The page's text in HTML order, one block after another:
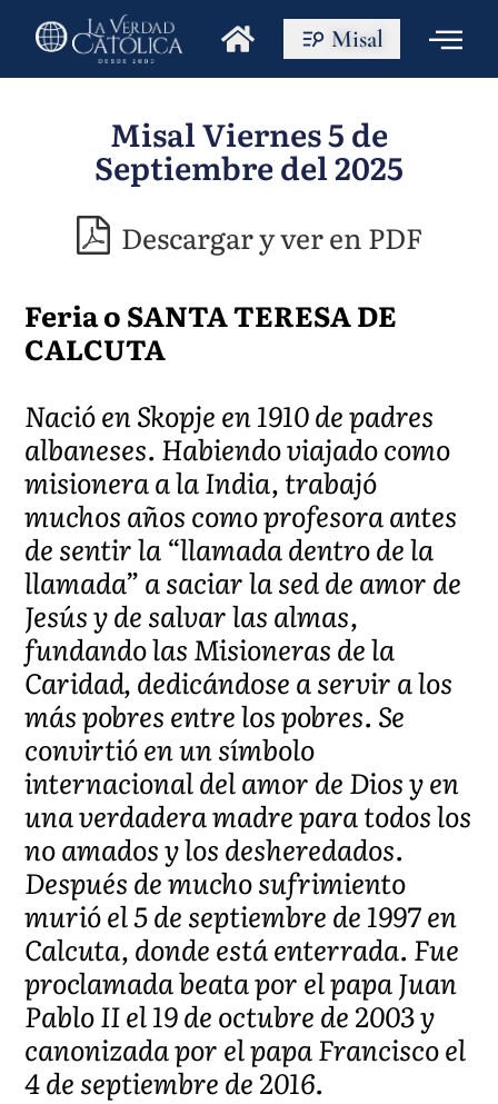
Misal
Misal Viernes 5 de
Septiembre del 2025
Descargar y ver en PDF
Feria o SANTA TERESA DE
CALCUTA
Nació en Skopje en 1910 de padres
albaneses. Habiendo viajado como
misionera a la India, trabajó
muchos años como profesora antes
de sentir la “llamada dentro de la
llamada” a saciar la sed de amor de
Jesús y de salvar las almas,
fundando las Misioneras de la
Caridad, dedicándose a servir a los
más pobres entre los pobres. Se
convirtió en un símbolo
internacional del amor de Dios y en
una verdadera madre para todos los
no amados y los desheredados.
Después de mucho sufrimiento
murió el 5 de septiembre de 1997 en
Calcuta, donde está enterrada. Fue
proclamada beata por el papa Juan
Pablo II el 19 de octubre de 2003 y
canonizada por el papa Francisco el
4 de septiembre de 2016.